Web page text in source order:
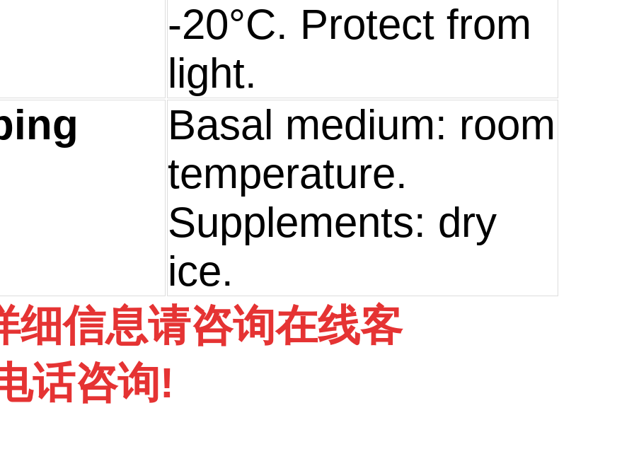
-20°C. Protect from
light.
Basal medium: room
temperature.
Supplements: dry
ice.
细信息请咨询在线客
话咨询!